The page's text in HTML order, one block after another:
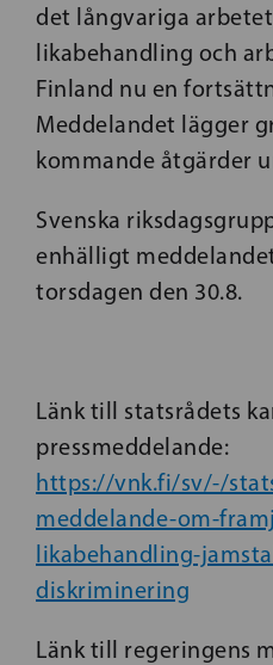
det långvariga
likabehandling och
Finland nu en
Meddelandet lägger
kommande åtgärder
Svenska
enhälligt
torsdagen den 30.8.
Länk till statsrådets
pressmeddelande:
https://vnk.fi/sv/-/
meddelande-om-
likabehandling-
diskriminering
Länk till regeringens